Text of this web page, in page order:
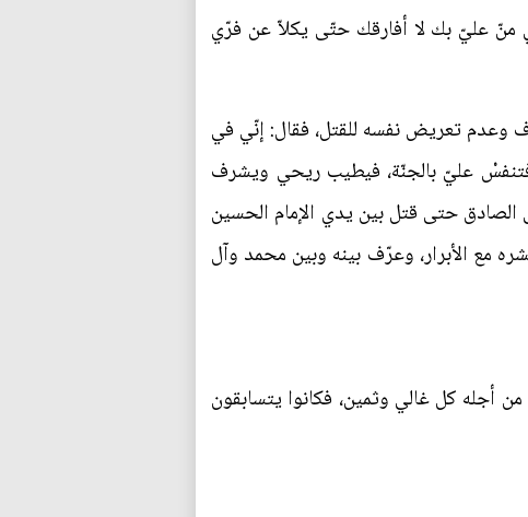
منّ عليّ بك لا أفارقك حتّى يكلاّ عن فرّي
وعدم تعريض نفسه للقتل، فقال: إنّي في
عليّ بالجنّة، فيطيب ريحي ويشرف
الصادق حتى قتل بين يدي الإمام الحسين
مع الأبرار، وعرّف بينه وبين محمد وآل
أجله كل غالي وثمين، فكانوا يتسابقون